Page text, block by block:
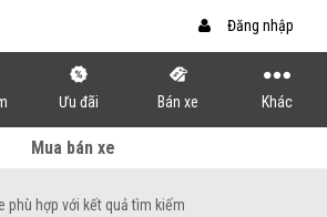
Đăng nhập
Ưu đãi Bán xe Khác
Mua bán xe
phù hợp với kết quả tìm kiếm